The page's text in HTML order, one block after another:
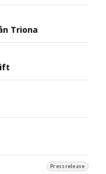
Triona
Pressrelease